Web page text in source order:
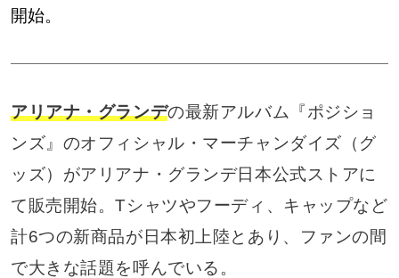
開始。
アリアナ・グランデの最新アルバム『ポジショ
ンズ』のオフィシャル・マーチャンダイズ（グ
ッズ）がアリアナ・グランデ日本公式ストアに
て販売開始。Tシャツやフーディ、キャップなど
計6つの新商品が日本初上陸とあり、ファンの間
で大きな話題を呼んでいる。